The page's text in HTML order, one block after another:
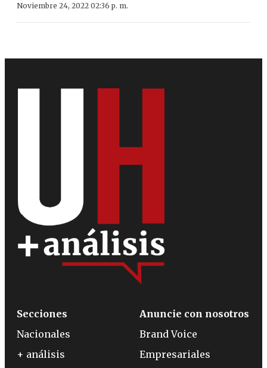
Noviembre 24, 2022 02:36 p. m.
Secciones
Nacionales
+ análisis
Anuncie con nosotros
Brand Voice
Empresariales